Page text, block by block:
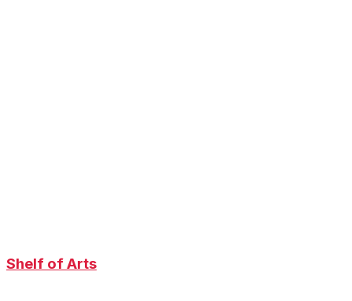
Shelf of Arts